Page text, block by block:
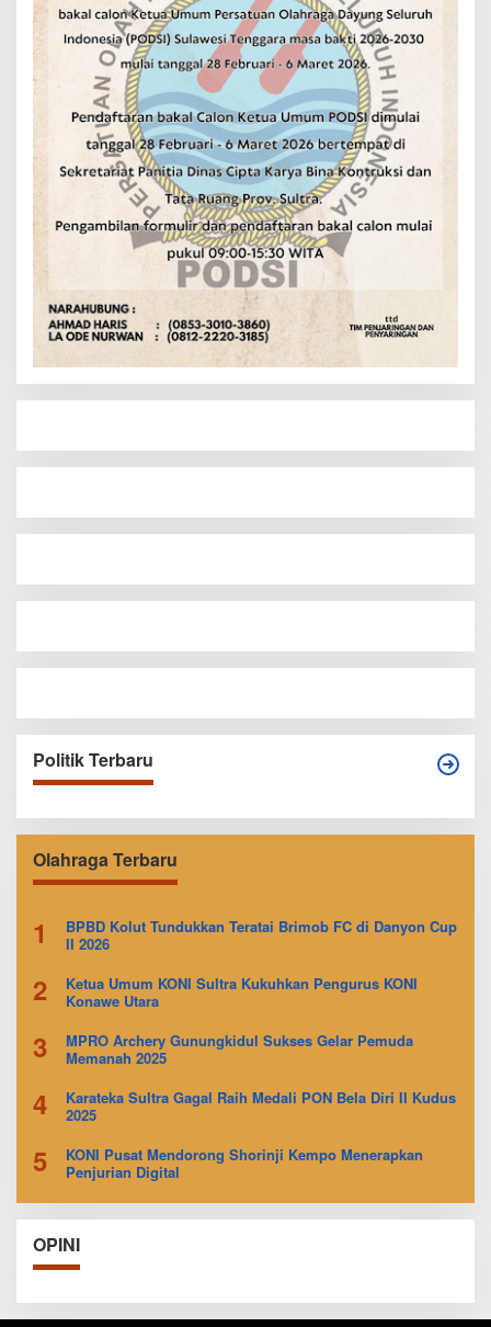
Politik Terbaru
Olahraga Terbaru
1
BPBD Kolut Tundukkan Teratai Brimob FC di Danyon Cup
II 2026
2
Ketua Umum KONI Sultra Kukuhkan Pengurus KONI
Konawe Utara
3
MPRO Archery Gunungkidul Sukses Gelar Pemuda
Memanah 2025
4
Karateka Sultra Gagal Raih Medali PON Bela Diri II Kudus
2025
5
KONI Pusat Mendorong Shorinji Kempo Menerapkan
Penjurian Digital
OPINI